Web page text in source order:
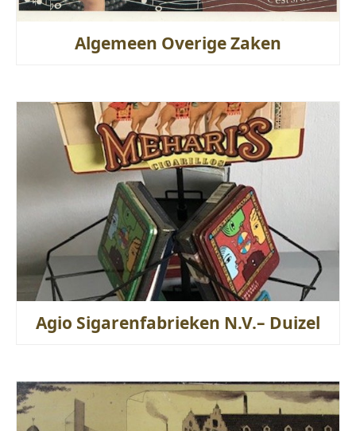
Algemeen Overige Zaken
Agio Sigarenfabrieken N.V.– Duizel